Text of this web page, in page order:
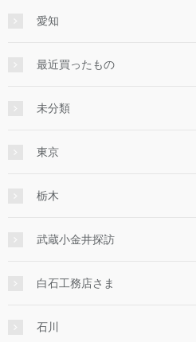
愛知
最近買ったもの
未分類
東京
栃木
武蔵小金井探訪
白石工務店さま
石川